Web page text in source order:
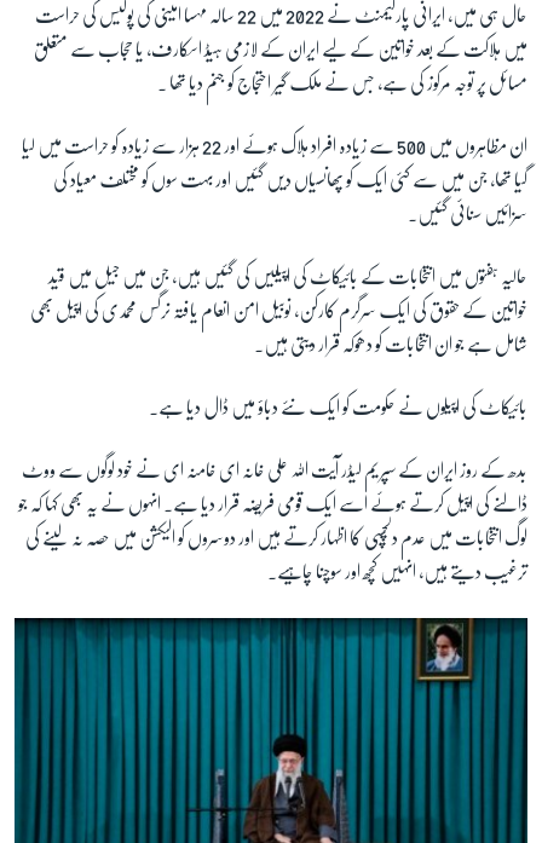
حال ہی میں، ایرانی پارلیمنٹ نے 2022 میں 22 سالہ مہسا امینی کی پولیس کی حراست
میں ہلاکت کے بعد خواتین کے لیے ایران کے لازمی ہیڈ اسکارف، یا حجاب سے متعلق
مسائل پر توجہ مرکوز کی ہے، جس نے ملک گیر احتجاج کو جنم دیا تھا ۔
ان مظاہروں میں 500 سے زیادہ افراد ہلاک ہوئے اور 22 ہزار سے زیادہ کو حراست میں لیا
گیا تھا، جن میں سے کئی ایک کو پھانسیاں دیں گئیں اور بہت سوں کو مختلف معیاد کی
سزائیں سنائی گئیں۔
حالیہ ہفتوں میں انتخابات کے بائیکاٹ کی اپیلیں کی گئیں ہیں، جن میں جیل میں قید
خواتین کے حقوق کی ایک سرگرم کارکن، نوبیل امن انعام یافتہ نرگس محمدی کی اپیل بھی
شامل ہے جو ان انتخابات کو دھوکہ قرار دیتی ہیں۔
بائیکاٹ کی اپیلوں نے حکومت کو ایک نئے دباؤ میں ڈال دیا ہے۔
بدھ کے روز ایران کے سپریم لیڈر آیت اللہ علی خانہ ای خامنہ ای نے خود لوگوں سے ووٹ
ڈالنے کی اپیل کرتے ہوئے اسے ایک قومی فریضہ قرار دیا ہے۔ انہوں نے یہ بھی کہا کہ جو
لوگ انتخابات میں عدم دلچسپی کا اظہار کرتے ہیں اور دوسروں کو الیکشن میں حصہ نہ لینے کی
ترغیب دیتے ہیں، انہیں کچھ اور سوچنا چاہیے۔